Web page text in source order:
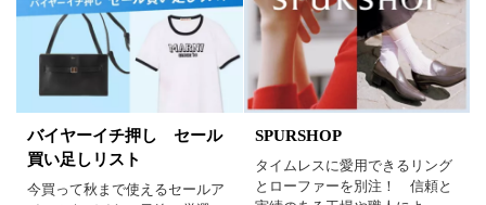
バイヤーイチ押し セール
買い足しリスト
今買って秋まで使えるセールア
SPURSHOP
タイムレスに愛用できるリング
とローファーを別注！ 信頼と